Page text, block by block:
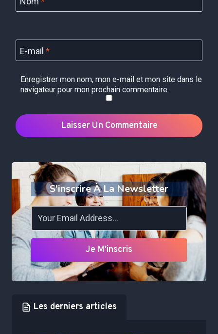
E-mail *
Enregistrer mon nom, mon e-mail et mon site dans le
navigateur pour mon prochain commentaire.
S'inscrire À La Newsletter
Je M'inscris
Les derniers articles